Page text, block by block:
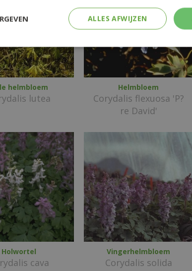
helmbloem
lutea
Helmbloem
Corydalis flexuosa 'P?
re David'
Holwortel
cava
Vingerhelmbloem
Corydalis solida
ALLES AFWIJZEN